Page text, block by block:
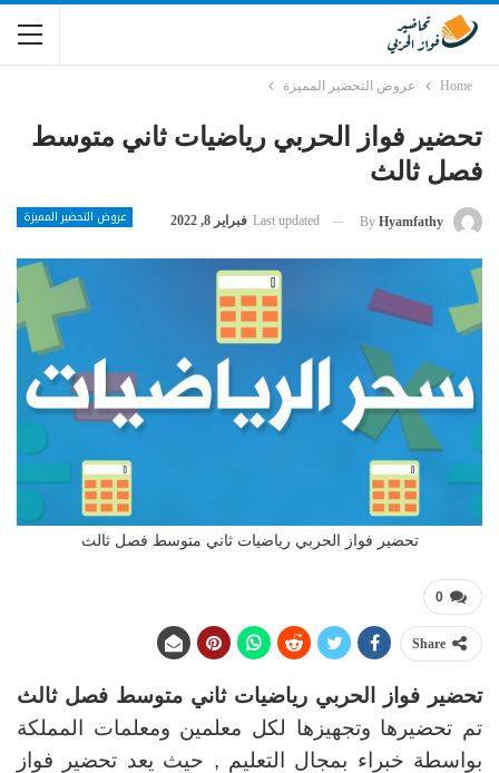
Home عروض التحضير المميزة
تحضير فواز الحربي رياضيات ثاني متوسط
فصل ثالث
عروض التحضير المميزة By Hyamfathy
Last updated فبراير 8, 2022
تحضير فواز الحربي رياضيات ثاني متوسط فصل ثالث
0
Share
تحضير فواز الحربي رياضيات ثاني متوسط فصل ثالث
تم تحضيرها وتجهيزها لكل معلمين ومعلمات المملكة
بواسطة خبراء بمجال التعليم , حيث يعد تحضير فواز